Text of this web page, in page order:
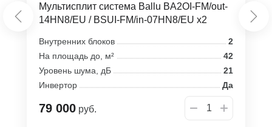
Мультисплит система Ballu BA2OI-FM/out-
14HN8/EU / BSUI-FM/in-07HN8/EU x2
Внутренних блоков
2
На площадь до, м²
42
Уровень шума, дБ
21
Инвертор
Да
79 000 руб.